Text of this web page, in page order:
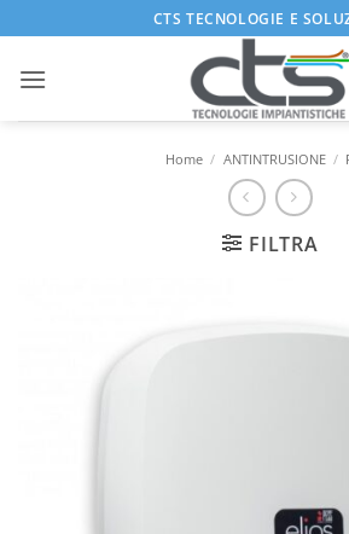
ai
contenuti
CTS TECNOLOGIE E
Home / ANTINTRUSIONE /
FILTRA